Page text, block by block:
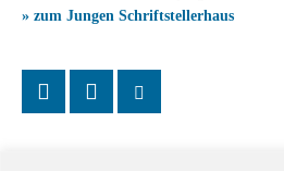
» zum Jungen Schriftstellerhaus